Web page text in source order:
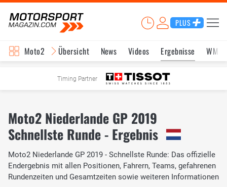
PLUS
Moto2 Übersicht News Videos Ergebnisse WM-
Timing Partner
Moto2 Niederlande GP 2019
Schnellste Runde - Ergebnis
Moto2 Niederlande GP 2019 - Schnellste Runde: Das offizielle
Endergebnis mit allen Positionen, Fahrern, Teams, gefahrenen
Rundenzeiten und Gesamtzeiten sowie weiteren Informationen